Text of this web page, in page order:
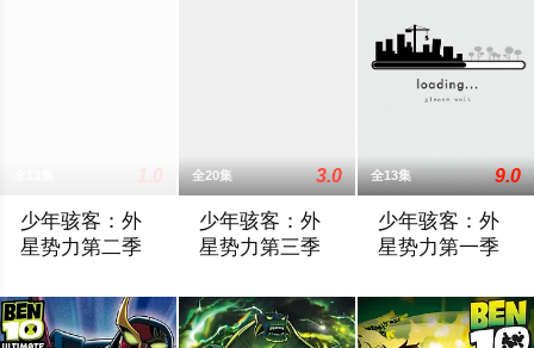
少年骇客：外
星势力第二季
全20集 3.0
少年骇客：外
星势力第三季
全13集 9.0
少年骇客：外
星势力第一季